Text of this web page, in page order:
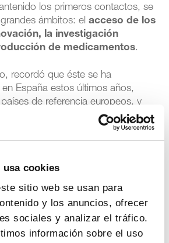
usa cookies
sitio web se usan para
y los anuncios, ofrecer
sociales y analizar el tráfico.
información sobre el uso
los primeros contactos, se
ámbitos: elacceso de los
la investigación
de medicamentos.
recordó que éste se ha
España estos últimos años,
de referencia europeos, y
ha presentado una
a la Administraciónpara
tasas de acceso de los pacientes
en la cualidad de inversión -y no
y por tanto de su
“Aumentan la esperanza y la
Yermo-, mejoran la